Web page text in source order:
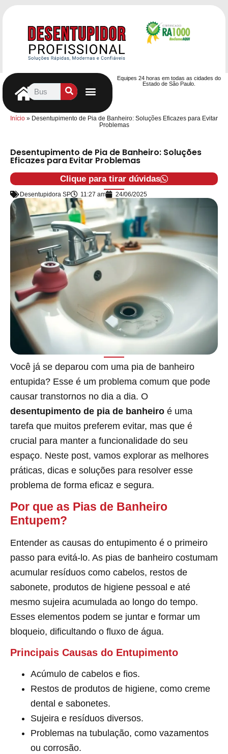
Equipes 24 horas em todas as cidades do
Estado de São Paulo.
Início » Desentupimento de Pia de Banheiro: Soluções Eficazes para Evitar
Problemas
Desentupimento de Pia de Banheiro: Soluções
Eficazes para Evitar Problemas
Clique para tirar dúvidas
Desentupidora SP 11:27 am 24/06/2025
Você já se deparou com uma pia de banheiro
entupida? Esse é um problema comum que pode
causar transtornos no dia a dia. O
desentupimento de pia de banheiro é uma
tarefa que muitos preferem evitar, mas que é
crucial para manter a funcionalidade do seu
espaço. Neste post, vamos explorar as melhores
práticas, dicas e soluções para resolver esse
problema de forma eficaz e segura.
Por que as Pias de Banheiro
Entupem?
Entender as causas do entupimento é o primeiro
passo para evitá-lo. As pias de banheiro costumam
acumular resíduos como cabelos, restos de
sabonete, produtos de higiene pessoal e até
mesmo sujeira acumulada ao longo do tempo.
Esses elementos podem se juntar e formar um
bloqueio, dificultando o fluxo de água.
Principais Causas do Entupimento
Acúmulo de cabelos e fios.
Restos de produtos de higiene, como creme
dental e sabonetes.
Sujeira e resíduos diversos.
Problemas na tubulação, como vazamentos
ou corrosão.